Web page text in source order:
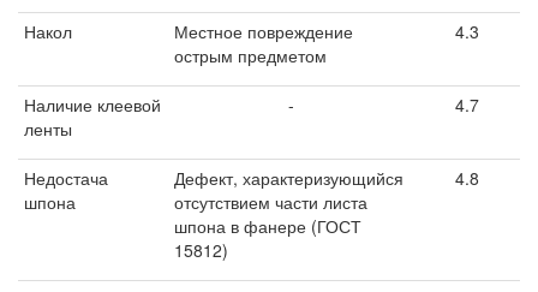
Накол
Местное повреждение
острым предметом
4.3
Наличие клеевой
ленты
- 4.7
Недостача
шпона
Дефект, характеризующийся
отсутствием части листа
шпона в фанере (ГОСТ
15812)
4.8